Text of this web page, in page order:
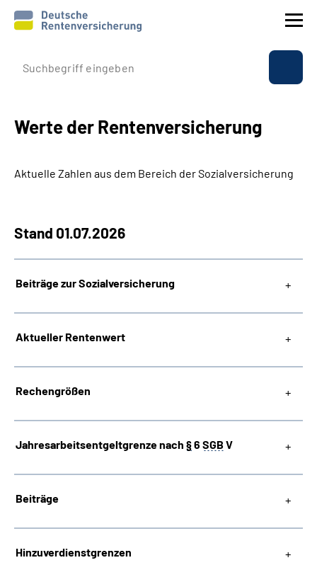
Profil instytucji
Ubezpieczenie
Service
Language
Leichte Sprache
Mein Kundenportal
Werte der Rentenversicherung
Aktuelle Zahlen aus dem Bereich der Sozialversicherung
Stand 01.07.2026
Beiträge zur Sozialversicherung
Aktueller Rentenwert
Rechengrößen
Jahresarbeitsentgeltgrenze nach §6 SGB V
Beiträge
Hinzuverdienstgrenzen